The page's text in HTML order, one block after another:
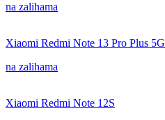
na zalihama
Xiaomi Redmi Note 13 Pro Plus 5G
na zalihama
Xiaomi Redmi Note 12S